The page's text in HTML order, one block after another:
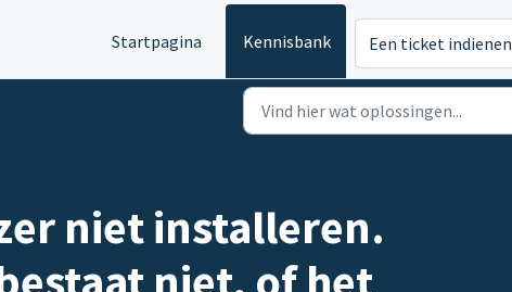
Startpagina Kennisbank Een ticket indienen
niet installeren.